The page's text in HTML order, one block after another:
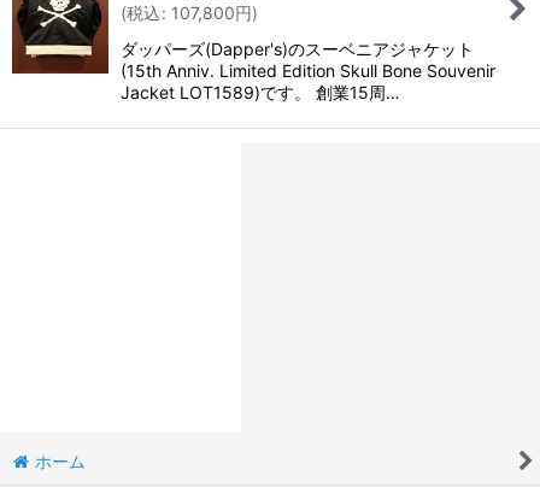
(税込: 107,800円)
ダッパーズ(Dapper's)のスーベニアジャケット
(15th Anniv. Limited Edition Skull Bone Souvenir
Jacket LOT1589)です。 創業15周…
ホーム